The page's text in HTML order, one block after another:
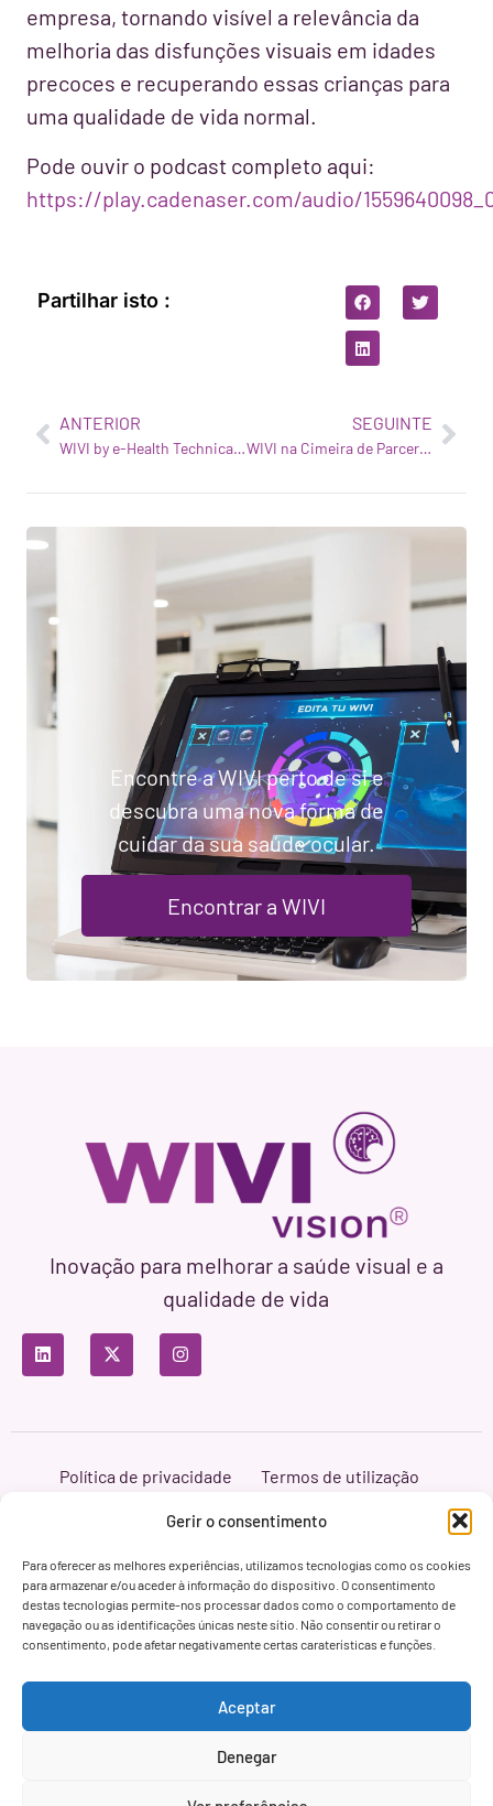
Gerir o consentimento
Para oferecer as melhores experiências, utilizamos tecnologias como os cookies
para armazenar e/ou aceder à informação do dispositivo. O consentimento
destas tecnologias permite-nos processar dados como o comportamento de
navegação ou as identificações únicas neste sítio. Não consentir ou retirar o
consentimento, pode afetar negativamente certas caraterísticas e funções.
Aceptar
Denegar
empresa, tornando visível a relevância da
melhoria das disfunções visuais em idades
precoces e recuperando essas crianças para
uma qualidade de vida normal.
Pode ouvir o podcast completo aqui:
https://play.cadenaser.com/audio/
Partilhar isto :
ANTERIOR
WIVI by e-Health Technical Solutions recebe os fundos CDTI da Iniciativa Neotec 2018 do Ministério da Ciência, Inovação e Universidades de Espanha
SEGUINTE
WIVI na Cimeira de Parceria para a Inovação da Roche em Basileia, Suíça, a 17 de junho
Encontre a WIVI perto de si e
descubra uma nova forma de
cuidar da sua saúde ocular.
Encontrar a WIVI
Inovação para melhorar a saúde visual e a
qualidade de vida
Política de privacidade
Termos de utilização
Branding & Web ASH Proyectos Creativos